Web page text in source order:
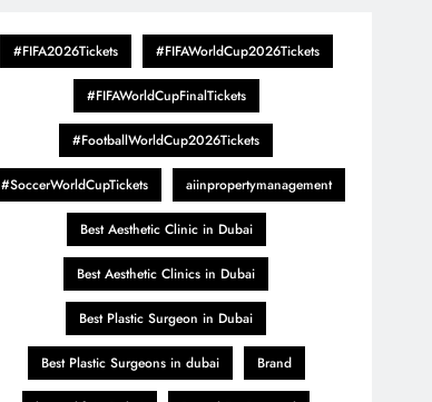
#FIFA2026Tickets #FIFAWorldCup2026Tickets
#FIFAWorldCupFinalTickets
#FootballWorldCup2026Tickets
#SoccerWorldCupTickets aiinpropertymanagement
Best Aesthetic Clinic in Dubai
Best Aesthetic Clinics in Dubai
Best Plastic Surgeon in Dubai
Best Plastic Surgeons in dubai Brand